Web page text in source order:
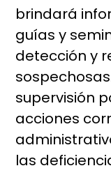
brindará
guías y
detección y
supervisión
acciones
las